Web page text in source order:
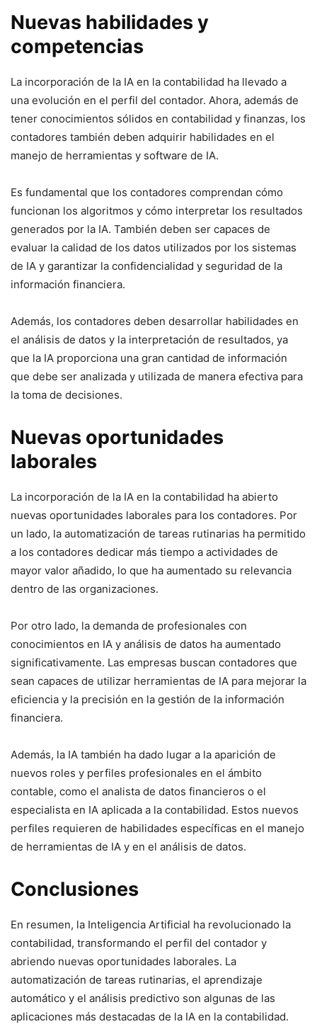
Nuevas habilidades y
competencias
La incorporación de la IA en la contabilidad ha llevado a
una evolución en el perfil del contador. Ahora, además de
tener conocimientos sólidos en contabilidad y finanzas, los
contadores también deben adquirir habilidades en el
manejo de herramientas y software de IA.
Es fundamental que los contadores comprendan cómo
funcionan los algoritmos y cómo interpretar los resultados
generados por la IA. También deben ser capaces de
evaluar la calidad de los datos utilizados por los sistemas
de IA y garantizar la confidencialidad y seguridad de la
información financiera.
Además, los contadores deben desarrollar habilidades en
el análisis de datos y la interpretación de resultados, ya
que la IA proporciona una gran cantidad de información
que debe ser analizada y utilizada de manera efectiva para
la toma de decisiones.
Nuevas oportunidades
laborales
La incorporación de la IA en la contabilidad ha abierto
nuevas oportunidades laborales para los contadores. Por
un lado, la automatización de tareas rutinarias ha permitido
a los contadores dedicar más tiempo a actividades de
mayor valor añadido, lo que ha aumentado su relevancia
dentro de las organizaciones.
Por otro lado, la demanda de profesionales con
conocimientos en IA y análisis de datos ha aumentado
significativamente. Las empresas buscan contadores que
sean capaces de utilizar herramientas de IA para mejorar la
eficiencia y la precisión en la gestión de la información
financiera.
Además, la IA también ha dado lugar a la aparición de
nuevos roles y perfiles profesionales en el ámbito
contable, como el analista de datos financieros o el
especialista en IA aplicada a la contabilidad. Estos nuevos
perfiles requieren de habilidades específicas en el manejo
de herramientas de IA y en el análisis de datos.
Conclusiones
En resumen, la Inteligencia Artificial ha revolucionado la
contabilidad, transformando el perfil del contador y
abriendo nuevas oportunidades laborales. La
automatización de tareas rutinarias, el aprendizaje
automático y el análisis predictivo son algunas de las
aplicaciones más destacadas de la IA en la contabilidad.